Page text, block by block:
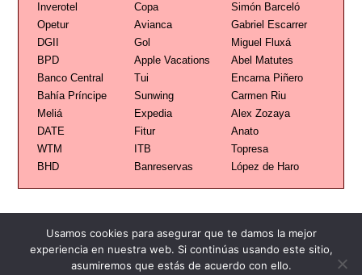
Inverotel
Copa
Simón Barceló
Opetur
Avianca
Gabriel Escarrer
DGII
Gol
Miguel Fluxá
BPD
Apple Vacations
Abel Matutes
Banco Central
Tui
Encarna Piñero
Bahía Príncipe
Sunwing
Carmen Riu
Meliá
Expedia
Alex Zozaya
DATE
Fitur
Anato
WTM
ITB
Topresa
BHD
Banreservas López de Haro
Usamos cookies para asegurar que te damos la mejor
experiencia en nuestra web. Si continúas usando este sitio,
asumiremos que estás de acuerdo con ello.
Publicidad Redacción Contacto